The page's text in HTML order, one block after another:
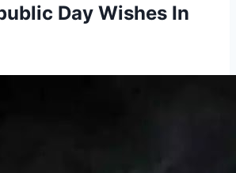
Day Wishes In